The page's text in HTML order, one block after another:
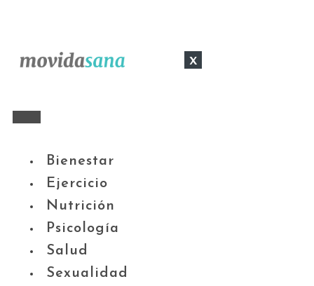
x
Bienestar
Ejercicio
Nutrición
Psicología
Salud
Sexualidad